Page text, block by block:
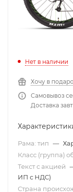
Нет в наличии
Хочу в
Самовывоз
Доставка
Рама: тип —
Класс (группа)
Текст с акцией
ИП с НДС)
Страна